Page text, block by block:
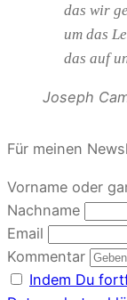
das wir
um das
das auf
Joseph
Für meinen
Vorname oder
Nachname
Email
Kommentar
Indem Du